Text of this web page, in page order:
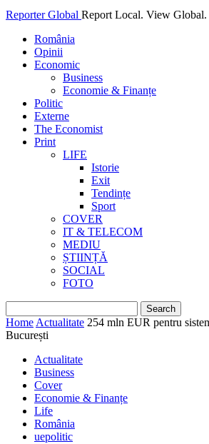
Reporter Global Report Local. View Global.
România
Opinii
Economic
Business
Economie & Finanțe
Politic
Externe
The Economist
Print
LIFE
Istorie
Exit
Tendințe
Sport
COVER
IT & TELECOM
MEDIU
ȘTIINȚĂ
SOCIAL
FOTO
Home Actualitate 254 mln EUR pentru
București
Actualitate
Business
Cover
Economie & Finanțe
Life
România
uepolitic